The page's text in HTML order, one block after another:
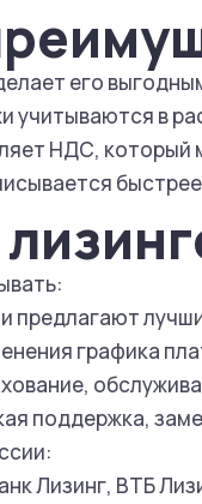
его
учитываются в
НДС, который
предлагают
графика
поддержка,
Лизинг, ВТБ